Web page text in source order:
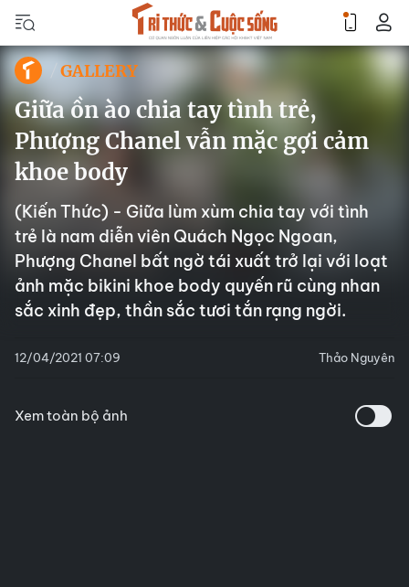
GALLERY
Giữa ồn ào chia tay tình trẻ,
Phượng Chanel vẫn mặc gợi cảm
khoe body
(Kiến Thức) - Giữa lùm xùm chia tay với tình
trẻ là nam diễn viên Quách Ngọc Ngoan,
Phượng Chanel bất ngờ tái xuất trở lại với loạt
ảnh mặc bikini khoe body quyến rũ cùng nhan
sắc xinh đẹp, thần sắc tươi tắn rạng ngời.
12/04/2021 07:09 Thảo Nguyên
Xem toàn bộ ảnh